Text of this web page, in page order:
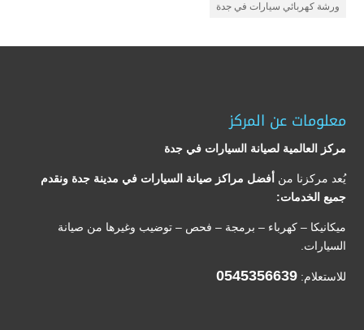
ورشة كهربائي سيارات في جدة
معلومات عن المركز
مركز العالمية لصيانة السيارات في جدة
يُعد مركزنا من أفضل مراكز صيانة السيارات في مدينة جدة ونقدم
جميع الخدمات:
ميكانيكا – كهرباء – برمجة – فحص – توضيب وغيرها من صيانة
السيارات.
للاستعلام: 0545356639